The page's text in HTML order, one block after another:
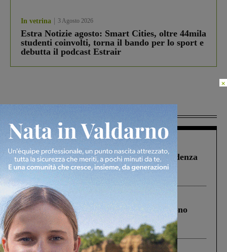
In vetrina 3 Agosto 2026
Estra Notizie agosto: Smart Cities, oltre 44mila
studenti coinvolti, torna il bando per lo sport e
debutta il podcast Estrair
Figline Incisa Valdarno 1 Agosto 2026
Piscina di Figline finanziata oltre la scadenza
Pnrr, il gruppo di Fratelli d’Italia: “Un
ringraziamento al Governo”
Cronaca 4 Agosto 2026
Un anno fa la strage in A1 in cui morirono
Gianni, Giulia e Franco. Lo schianto, il
processo, lo stop ai sorpassi fra tir....
Cronaca 3 Agosto 2026
×